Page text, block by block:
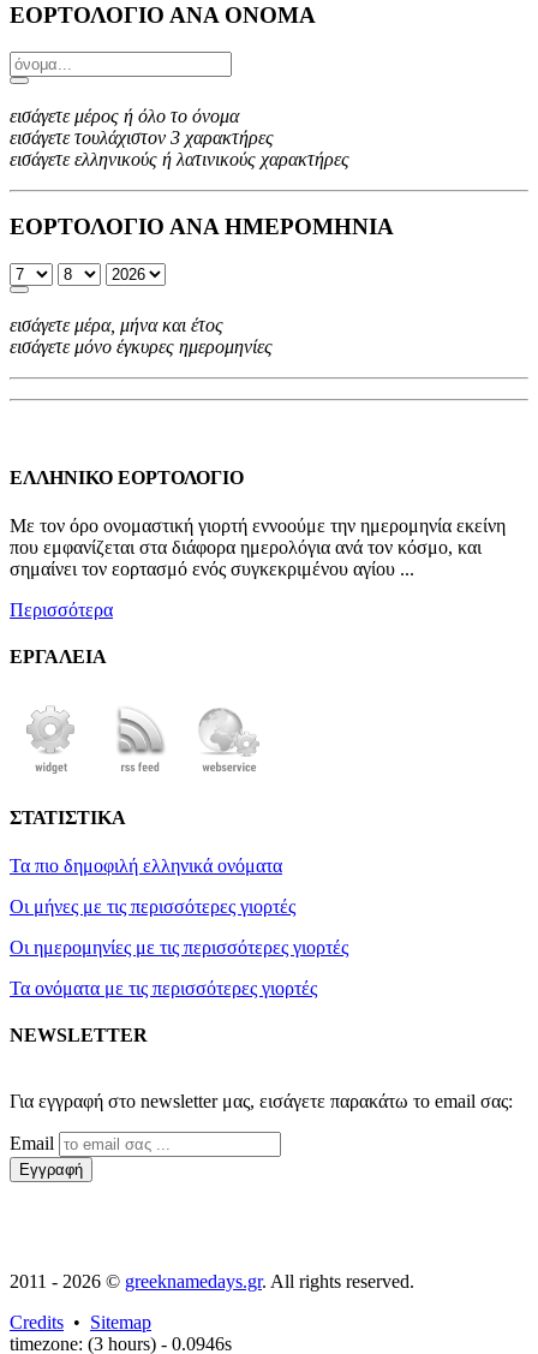
ΕΟΡΤΟΛΟΓΙΟ ΑΝΑ ΟΝΟΜΑ
εισάγετε μέρος ή όλο το όνομα
εισάγετε τουλάχιστον 3 χαρακτήρες
εισάγετε ελληνικούς ή λατινικούς χαρακτήρες
ΕΟΡΤΟΛΟΓΙΟ ΑΝΑ ΗΜΕΡΟΜΗΝΙΑ
εισάγετε μέρα, μήνα και έτος
εισάγετε μόνο έγκυρες ημερομηνίες
ΕΛΛΗΝΙΚΟ ΕΟΡΤΟΛΟΓΙΟ
Με τον όρο ονομαστική γιορτή εννοούμε την ημερομηνία εκείνη
που εμφανίζεται στα διάφορα ημερολόγια ανά τον κόσμο, και
σημαίνει τον εορτασμό ενός συγκεκριμένου αγίου ...
Περισσότερα
ΕΡΓΑΛΕΙΑ
ΣΤΑΤΙΣΤΙΚΑ
Τα πιο δημοφιλή ελληνικά ονόματα
Οι μήνες με τις περισσότερες γιορτές
Οι ημερομηνίες με τις περισσότερες γιορτές
Τα ονόματα με τις περισσότερες γιορτές
NEWSLETTER
2011 - 2026 © greeknamedays.gr. All rights reserved.
Credits • Sitemap
timezone: (3 hours) - 0.0946s